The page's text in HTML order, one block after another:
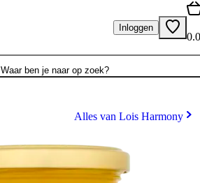
Inloggen
Waar ben je naar op zoek?
Alles van Lois Harmony